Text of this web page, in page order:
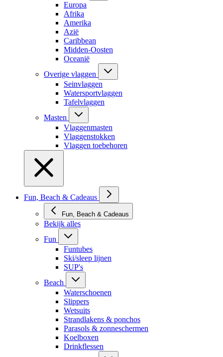
Europa
Afrika
Amerika
Azië
Caribbean
Midden-Oosten
Oceanië
Overige vlaggen
Seinvlaggen
Watersportvlaggen
Tafelvlaggen
Masten
Vlaggenmasten
Vlaggenstokken
Vlaggen toebehoren
Fun, Beach & Cadeaus
Fun, Beach & Cadeaus
Bekijk alles
Fun
Funtubes
Ski/sleep lijnen
SUP's
Beach
Waterschoenen
Slippers
Wetsuits
Strandlakens & ponchos
Parasols & zonneschermen
Koelboxen
Drinkflessen